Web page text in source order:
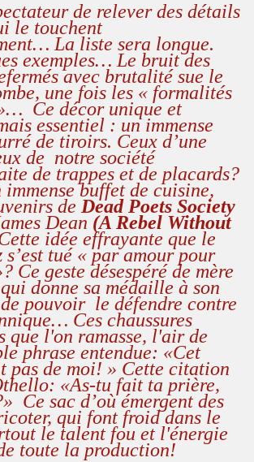
de relever des détails
le touchent
La liste sera longue.
exemples… Le bruit des
avec brutalité sue le
une fois les « formalités
Ce décor unique et
essentiel : un immense
de tiroirs. Ceux d’une
de notre société
de trappes et de placards?
immense buffet de cuisine,
de Dead Poets Society
Dean (A Rebel Without
idée effrayante que le
tué « par amour pour
Ce geste désespéré de mère
donne sa médaille à son
pouvoir le défendre contre
Ces chaussures
que l'on ramasse, l'air de
phrase entendue: «Cet
pas de moi! » Cette citation
«As-tu fait ta prière,
Ce sac d’où émergent des
qui font froid dans le
le talent fou et l'énergie
toute la production!